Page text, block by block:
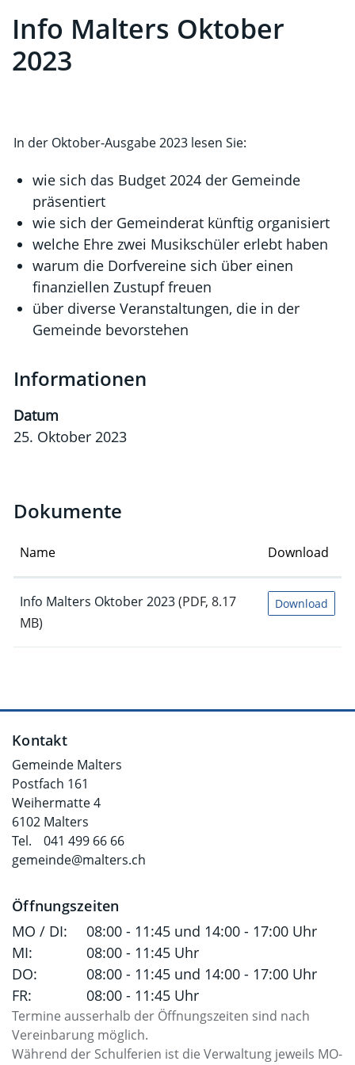
Info Malters Oktober
2023
In der Oktober-Ausgabe 2023 lesen Sie:
wie sich das Budget 2024 der Gemeinde
präsentiert
wie sich der Gemeinderat künftig organisiert
welche Ehre zwei Musikschüler erlebt haben
warum die Dorfvereine sich über einen
finanziellen Zustupf freuen
über diverse Veranstaltungen, die in der
Gemeinde bevorstehen
Informationen
Datum
25. Oktober 2023
Dokumente
Name Download
Info Malters Oktober 2023(PDF, 8.17
MB)
Download
Fusszeile
Kontakt
Gemeinde Malters
Postfach 161
Weihermatte 4
6102 Malters
Tel.
041 499 66 66
gemeinde@malters.ch
Öffnungszeiten
MO / DI:
08:00 - 11:45 und 14:00 - 17:00 Uhr
MI:
08:00 - 11:45 Uhr
DO:
08:00 - 11:45 und 14:00 - 17:00 Uhr
FR:
08:00 - 11:45 Uhr
Termine ausserhalb der Öffnungszeiten sind nach
Vereinbarung möglich.
Während der Schulferien ist die Verwaltung jeweils MO-